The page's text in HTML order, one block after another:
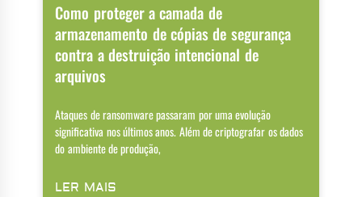
Como proteger a camada de
armazenamento de cópias de segurança
contra a destruição intencional de
arquivos
Ataques de ransomware passaram por uma evolução
significativa nos últimos anos. Além de criptografar os dados
do ambiente de produção,
LER MAIS